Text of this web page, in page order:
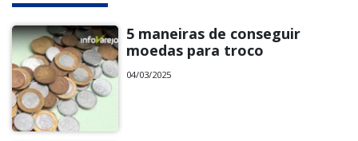
5 maneiras de conseguir
moedas para troco
04/03/2025